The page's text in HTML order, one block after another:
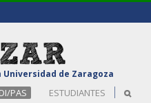
Universidad de Zaragoza
PAS ESTUDIANTES